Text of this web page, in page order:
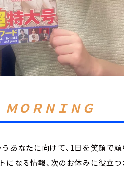
ＯＲＮＩＮＧ
あなたに向けて、1日を笑顔で
になる情報、次のお休みに役立